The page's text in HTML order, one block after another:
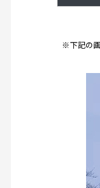
※下記の